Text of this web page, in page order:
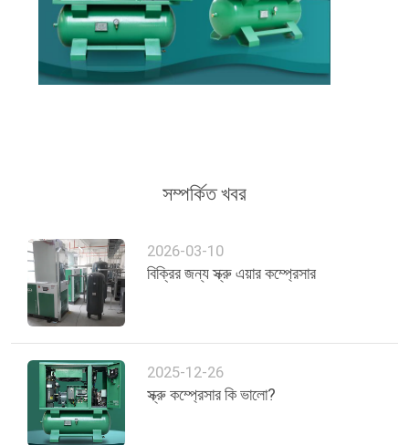
সম্পর্কিত খবর
2026-03-10
বিক্রির জন্য স্ক্রু এয়ার কম্প্রেসার
2025-12-26
স্ক্রু কম্প্রেসার কি ভালো?